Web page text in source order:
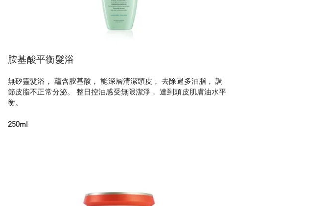
胺基酸平衡髮浴
無矽靈髮浴， 蘊含胺基酸， 能深層清潔頭皮， 去除過多油脂， 調
節皮脂不正常分泌。 整日控油感受無限潔淨， 達到頭皮肌膚油水平
衡。
250ml